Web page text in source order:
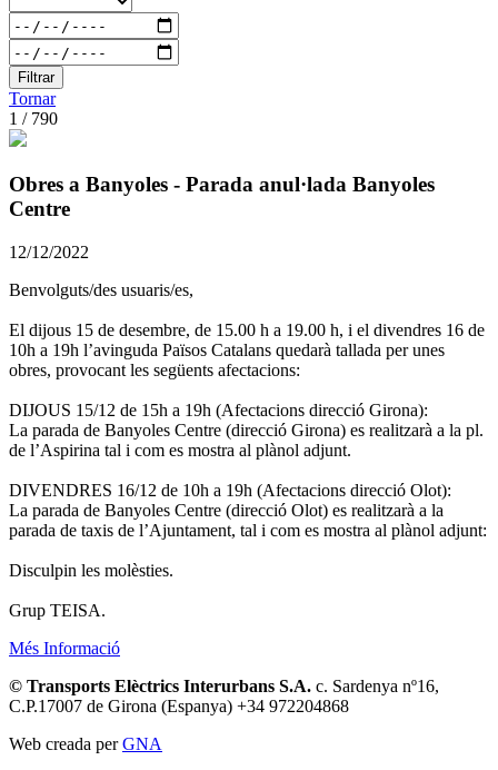
Filtrar
Tornar
1 / 790
Obres a Banyoles - Parada anul·lada Banyoles
Centre
12/12/2022
Benvolguts/des usuaris/es,
El dijous 15 de desembre, de 15.00 h a 19.00 h, i el divendres 16 de
10h a 19h l’avinguda Països Catalans quedarà tallada per unes
obres, provocant les següents afectacions:
DIJOUS 15/12 de 15h a 19h (Afectacions direcció Girona):
La parada de Banyoles Centre (direcció Girona) es realitzarà a la pl.
de l’Aspirina tal i com es mostra al plànol adjunt.
DIVENDRES 16/12 de 10h a 19h (Afectacions direcció Olot):
La parada de Banyoles Centre (direcció Olot) es realitzarà a la
parada de taxis de l’Ajuntament, tal i com es mostra al plànol adjunt:
Disculpin les molèsties.
Grup TEISA.
Més Informació
© Transports Elèctrics Interurbans S.A. c. Sardenya nº16,
C.P.17007 de Girona (Espanya) +34 972204868
Web creada perGNA